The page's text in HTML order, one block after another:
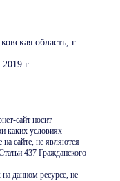
область, г.
г.
сайт носит
каких условиях
сайте, не являются
437 Гражданского
данном ресурсе, не